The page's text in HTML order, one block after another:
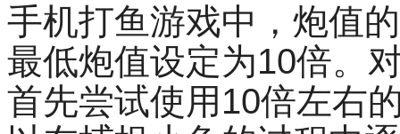
手机打鱼游戏中，炮值
最低炮值设定为10倍。
首先尝试使用10倍左右